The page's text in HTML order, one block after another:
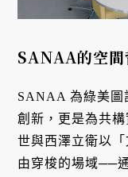
SANAA的空間
SANAA 為綠美圖
創新，更是為共
世與西澤立衛以
由穿梭的場域──